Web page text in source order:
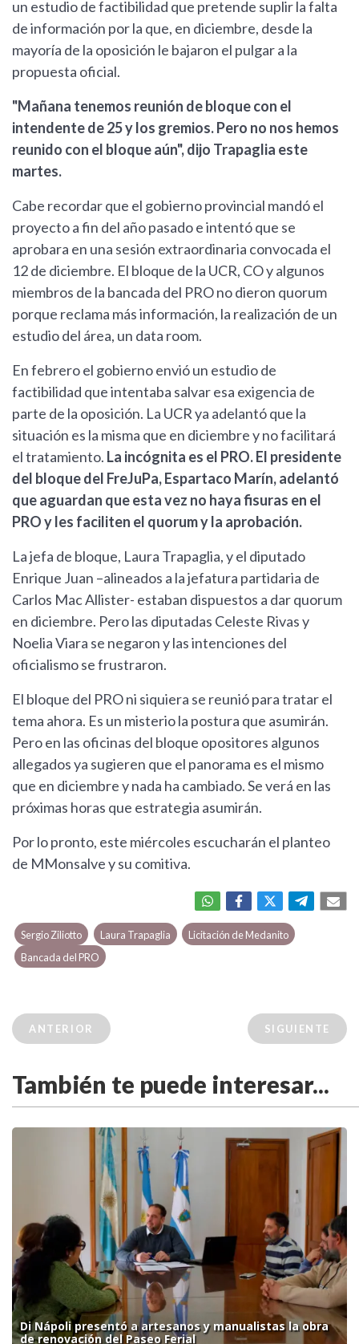
un estudio de factibilidad que pretende suplir la falta
de información por la que, en diciembre, desde la
mayoría de la oposición le bajaron el pulgar a la
propuesta oficial.
"Mañana tenemos reunión de bloque con el
intendente de 25 y los gremios. Pero no nos hemos
reunido con el bloque aún", dijo Trapaglia este
martes.
Cabe recordar que el gobierno provincial mandó el
proyecto a fin del año pasado e intentó que se
aprobara en una sesión extraordinaria convocada el
12 de diciembre. El bloque de la UCR, CO y algunos
miembros de la bancada del PRO no dieron quorum
porque reclama más información, la realización de un
estudio del área, un data room.
En febrero el gobierno envió un estudio de
factibilidad que intentaba salvar esa exigencia de
parte de la oposición. La UCR ya adelantó que la
situación es la misma que en diciembre y no facilitará
el tratamiento. La incógnita es el PRO. El presidente
del bloque del FreJuPa, Espartaco Marín, adelantó
que aguardan que esta vez no haya fisuras en el
PRO y les faciliten el quorum y la aprobación.
La jefa de bloque, Laura Trapaglia, y el diputado
Enrique Juan –alineados a la jefatura partidaria de
Carlos Mac Allister- estaban dispuestos a dar quorum
en diciembre. Pero las diputadas Celeste Rivas y
Noelia Viara se negaron y las intenciones del
oficialismo se frustraron.
El bloque del PRO ni siquiera se reunió para tratar el
tema ahora. Es un misterio la postura que asumirán.
Pero en las oficinas del bloque opositores algunos
allegados ya sugieren que el panorama es el mismo
que en diciembre y nada ha cambiado. Se verá en las
próximas horas que estrategia asumirán.
Por lo pronto, este miércoles escucharán el planteo
de MMonsalve y su comitiva.
Sergio Ziliotto Laura Trapaglia
Licitación de Medanito
Bancada del PRO
ANTERIOR SIGUIENTE
También te puede interesar...
Di Nápoli presentó a artesanos y manualistas la obra
de renovación del Paseo Ferial